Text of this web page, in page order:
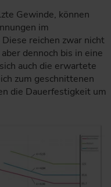
Gewinde, können
im
reichen zwar nicht
dennoch bis in eine
auch die erwartete
zum geschnittenen
die Dauerfestigkeit um